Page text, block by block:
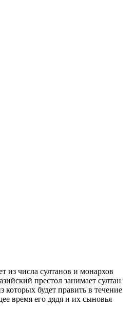
числа султанов и монархов
престол занимает султан
будет править в течение
время его дядя и их сыновья